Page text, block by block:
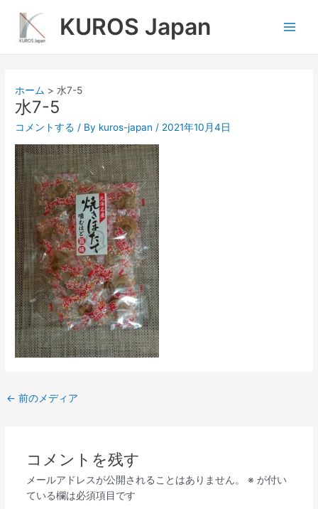
ス
KUROS Japan
ホーム 水7-5
水7-5
コメントする / By kuros-japan / 2021年10月4日
← 前のメディア
コメントを残す
メールアドレスが公開されることはありません。 ※ が付い
ている欄は必須項目です